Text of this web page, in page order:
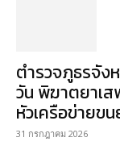
ตำรวจภูธรจัง
วัน พิฆาตยาเ
หัวเครือข่ายข
31 กรกฎาคม 2026